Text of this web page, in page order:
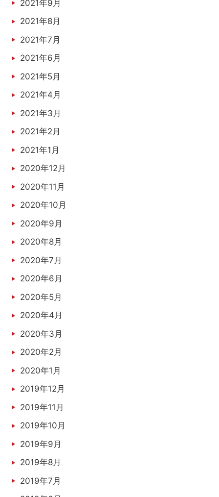
2021年9月
2021年8月
2021年7月
2021年6月
2021年5月
2021年4月
2021年3月
2021年2月
2021年1月
2020年12月
2020年11月
2020年10月
2020年9月
2020年8月
2020年7月
2020年6月
2020年5月
2020年4月
2020年3月
2020年2月
2020年1月
2019年12月
2019年11月
2019年10月
2019年9月
2019年8月
2019年7月